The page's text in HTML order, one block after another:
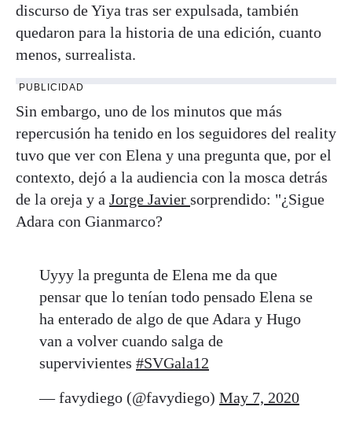
discurso de Yiya tras ser expulsada, también
quedaron para la historia de una edición, cuanto
menos, surrealista.
PUBLICIDAD
Sin embargo, uno de los minutos que más
repercusión ha tenido en los seguidores del reality
tuvo que ver con Elena y una pregunta que, por el
contexto, dejó a la audiencia con la mosca detrás
de la oreja y a Jorge Javier sorprendido: "¿Sigue
Adara con Gianmarco?
Uyyy la pregunta de Elena me da que
pensar que lo tenían todo pensado Elena se
ha enterado de algo de que Adara y Hugo
van a volver cuando salga de
supervivientes #SVGala12
— favydiego (@favydiego) May 7, 2020